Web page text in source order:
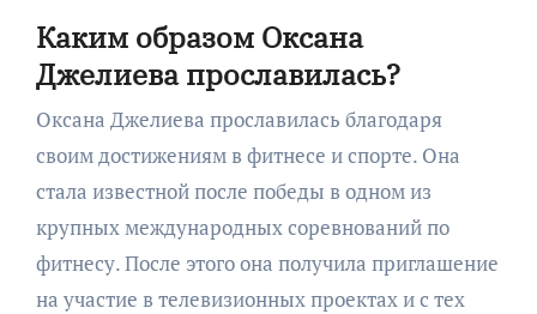
Каким образом Оксана
Джелиева прославилась?
Оксана Джелиева прославилась благодаря
своим достижениям в фитнесе и спорте. Она
стала известной после победы в одном из
крупных международных соревнований по
фитнесу. После этого она получила приглашение
на участие в телевизионных проектах и с тех